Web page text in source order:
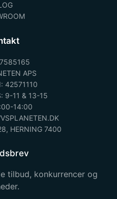
APS
42571110
9-11 & 13-15
14:00
HERNING 7400
tilbud, konkurrencer og